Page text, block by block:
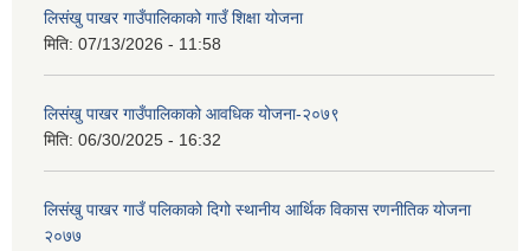
लिसंखु पाखर गाउँपालिकाको गाउँ शिक्षा योजना
मिति: 07/13/2026 - 11:58
लिसंखु पाखर गाउँपालिकाको आवधिक योजना-२०७९
मिति: 06/30/2025 - 16:32
लिसंखु पाखर गाउँ पलिकाको दिगो स्थानीय आर्थिक विकास रणनीतिक योजना
२०७७